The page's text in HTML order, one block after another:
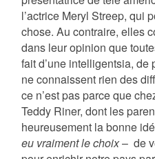
l’actrice Meryl Streep, qui
chose. Au contraire, elles
dans leur opinion que
fait d’une intelligentsia,
ne connaissent rien des
ce n’est pas parce que
Teddy Riner, dont les
heureusement la bonne
eu vraiment le choix– de